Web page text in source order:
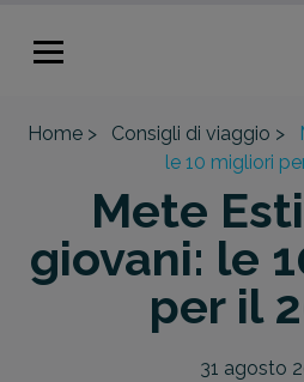
Home > Consigli di viaggio >
le 10 migliori
Mete
giovani: le
per il
31 agosto